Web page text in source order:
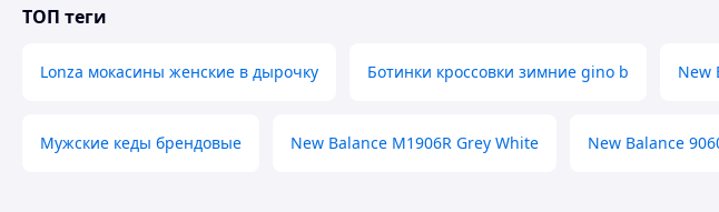
ТОП теги
Lonza мокасины женские в дырочку Ботинки кроссовки зимние gino b New
Мужские кеды брендовые New Balance M1906R Grey White New Balance